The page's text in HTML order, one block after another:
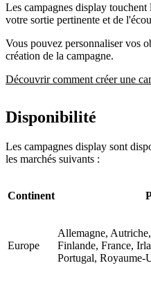
Les campagnes display
votre sortie pertinente et de
Vous pouvez personnaliser vos
création de la campagne.
Découvrir comment créer une
Disponibilité
Les campagnes display sont
les marchés suivants :
Continent
Europe
Allemagne,
Finlande, France,
Portugal, Royaume-